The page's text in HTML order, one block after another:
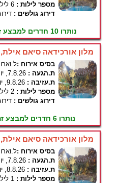
מספר לילות : 6 לילות
דירוג גולשים :
נותרו 10 חדרים למבצע זה !
מלון אורכידאה סיאם אילת, 2 לילות
בסיס אירוח :
ת.הגעה : 7.8.26, יום שישי
ת.עזיבה : 9.8.26, יום ראשון
מספר לילות : 2 לילות
דירוג גולשים :
נותרו 6 חדרים למבצע זה !
מלון אורכידאה סיאם אילת, 1 לילות
בסיס אירוח :
ת.הגעה : 7.8.26, יום שישי
ת.עזיבה : 8.8.26, יום שבת
מספר לילות : 1 לילות